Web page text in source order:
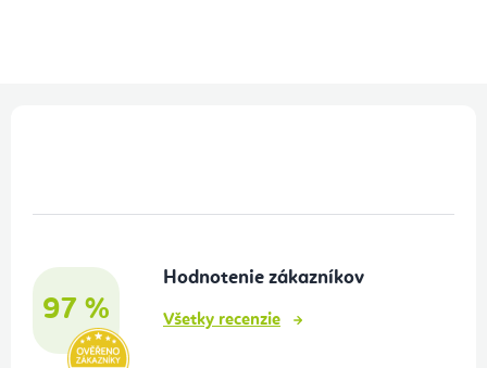
97 %
Hodnotenie zákazníkov
Všetky recenzie